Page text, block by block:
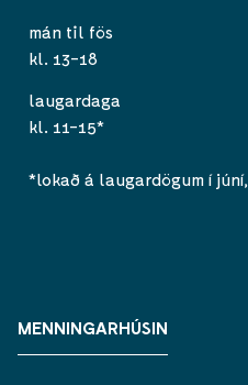
mán til fös
kl. 13-18
laugardaga
kl. 11-15*
*lokað á laugardögum í
MENNINGARHÚSIN